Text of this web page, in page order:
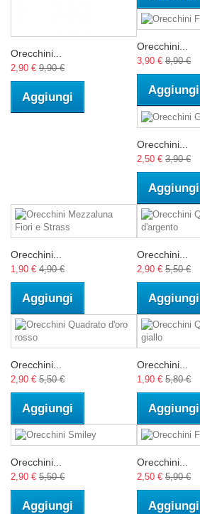
Orecchini...
2,90 € 9,90 €
Aggiungi
Orecchini...
3,90 € 8,90 €
Aggiungi
Orecchini...
2,50 € 3,90 €
Aggiungi
Orecchini...
1,90 € 4,90 €
Aggiungi
Orecchini...
2,90 € 5,50 €
Aggiungi
Orecchini...
2,90 € 5,50 €
Aggiungi
Orecchini...
1,90 € 5,80 €
Aggiungi
Orecchini...
2,90 € 5,50 €
Aggiungi
Orecchini...
2,50 € 5,90 €
Aggiungi